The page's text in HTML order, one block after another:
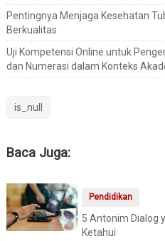
Pentingnya Menjaga Kesehatan
Berkualitas
Uji Kompetensi Online untuk
dan Numerasi dalam Konteks
is_null
Baca Juga:
Pendidikan
5 Antonim Dialog
Ketahui